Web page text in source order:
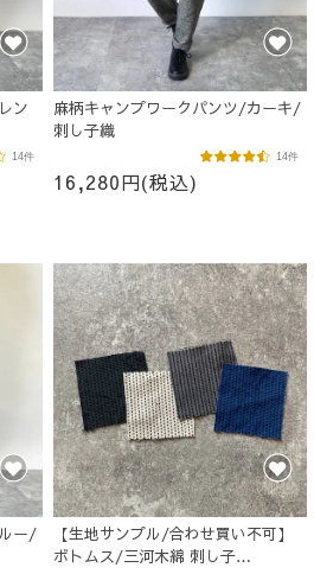
ン
14件
麻柄キャンプワークパンツ/カーキ/
刺し子織
16,280円(税込)
14件
ー/
【生地サンプル/合わせ買い不可】
ボトムス/三河木綿 刺し子